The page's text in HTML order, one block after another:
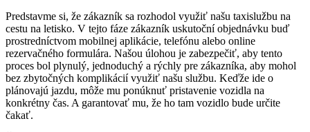
Predstavme si, že zákazník sa rozhodol využiť našu taxislužbu na
cestu na letisko. V tejto fáze zákazník uskutoční objednávku buď
prostredníctvom mobilnej aplikácie, telefónu alebo online
rezervačného formulára. Našou úlohou je zabezpečiť, aby tento
proces bol plynulý, jednoduchý a rýchly pre zákazníka, aby mohol
bez zbytočných komplikácií využiť našu službu. Keďže ide o
plánovajú jazdu, môže mu ponúknuť pristavenie vozidla na
konkrétny čas. A garantovať mu, že ho tam vozidlo bude určite
čakať.